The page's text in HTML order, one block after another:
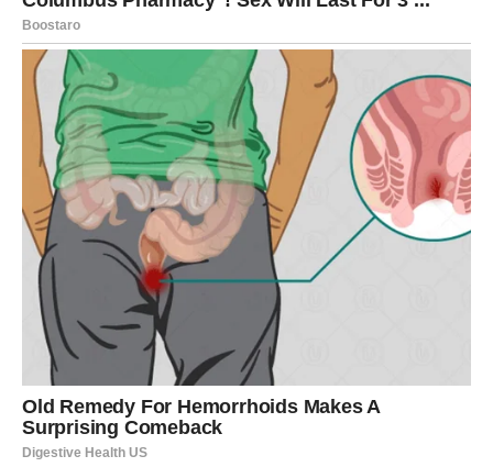
unapređenje ili nova odgovornost
ili osećaj da ste konačno na mestu koje vam pripada
Sudbina vam daje ono što najviše cenite –sigurnost,
poštovanje i dugoročnu stabilnost
Finansije
Finansijska situacija se vidno popravlja. Rešava se dug,
obaveza ili briga koja vas je dugo opterećivala. Nije nužno
veliki dobitak, ali jeste
veliko olakšanje
dolazi kao potvrda da ste igrali po pravilima – i izdržali.